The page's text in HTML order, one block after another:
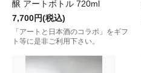
醸 アートボトル 720ml
7,700円(税込)
「アートと日本酒のコラボ」をギフ
ト等に是非ご利用下さい。